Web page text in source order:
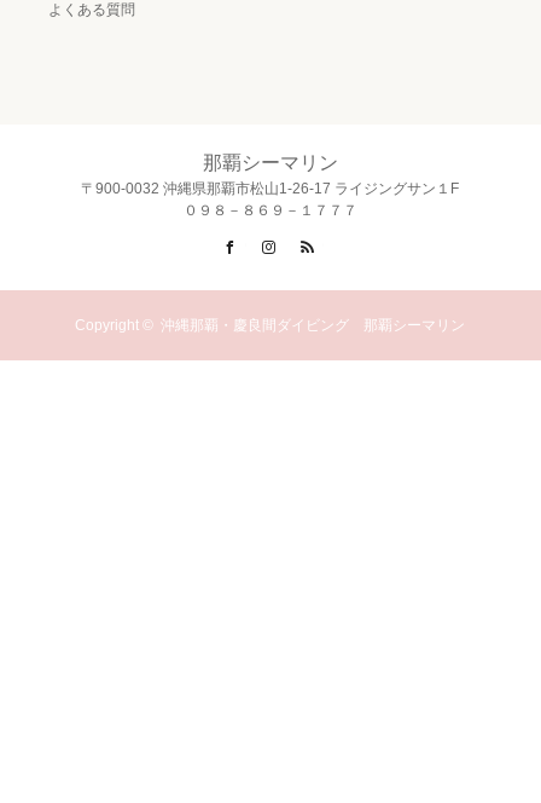
よくある質問
那覇シーマリン
〒900-0032 沖縄県那覇市松山1-26-17 ライジングサン１F
０９８－８６９－１７７７
FacebookInstagram
Copyright ©沖縄那覇・慶良間ダイビング 那覇シーマリン